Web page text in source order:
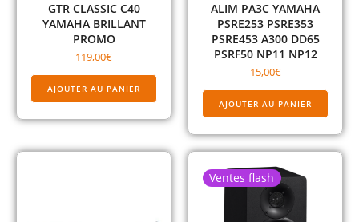
GTR CLASSIC C40
YAMAHA BRILLANT
PROMO
119,00€
AJOUTER AU PANIER
ALIM PA3C YAMAHA
PSRE253 PSRE353
PSRE453 A300 DD65
PSRF50 NP11 NP12
15,00€
AJOUTER AU PANIER
Ventes flash